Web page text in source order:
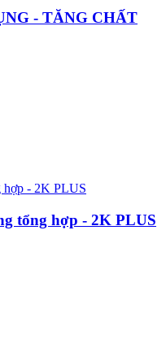
- TĂNG CHẤT
tổng hợp - 2K PLUS